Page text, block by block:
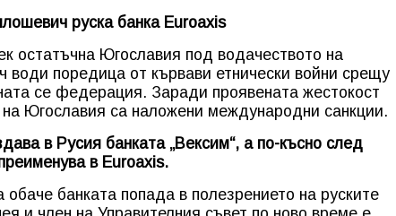
руска банка Euroaxis
остатъчна Югославия под водачеството на
поредица от кървави етнически войни срещу
се федерация. Заради проявената жестокост
Югославия са наложени международни санкции.
в Русия банката „Вексим“, а по-късно след
в Euroaxis.
банката попада в полезрението на руските